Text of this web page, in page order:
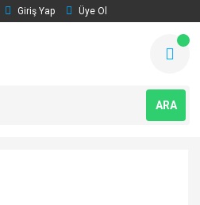
Giriş Yap Üye Ol
ARA